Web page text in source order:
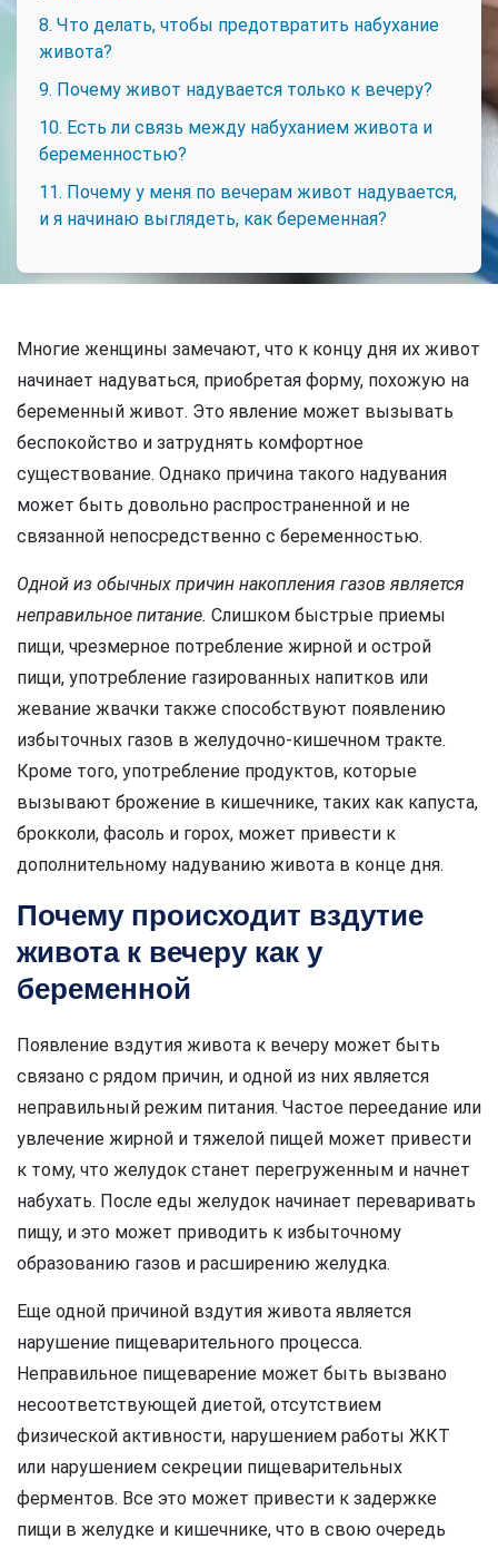
8. Что делать, чтобы предотвратить набухание
живота?
9. Почему живот надувается только к вечеру?
10. Есть ли связь между набуханием живота и
беременностью?
11. Почему у меня по вечерам живот надувается,
и я начинаю выглядеть, как беременная?
Многие женщины замечают, что к концу дня их живот
начинает надуваться, приобретая форму, похожую на
беременный живот. Это явление может вызывать
беспокойство и затруднять комфортное
существование. Однако причина такого надувания
может быть довольно распространенной и не
связанной непосредственно с беременностью.
Одной из обычных причин накопления газов является
неправильное питание. Слишком быстрые приемы
пищи, чрезмерное потребление жирной и острой
пищи, употребление газированных напитков или
жевание жвачки также способствуют появлению
избыточных газов в желудочно-кишечном тракте.
Кроме того, употребление продуктов, которые
вызывают брожение в кишечнике, таких как капуста,
брокколи, фасоль и горох, может привести к
дополнительному надуванию живота в конце дня.
Почему происходит вздутие
живота к вечеру как у
беременной
Появление вздутия живота к вечеру может быть
связано с рядом причин, и одной из них является
неправильный режим питания. Частое переедание или
увлечение жирной и тяжелой пищей может привести
к тому, что желудок станет перегруженным и начнет
набухать. После еды желудок начинает переваривать
пищу, и это может приводить к избыточному
образованию газов и расширению желудка.
Еще одной причиной вздутия живота является
нарушение пищеварительного процесса.
Неправильное пищеварение может быть вызвано
несоответствующей диетой, отсутствием
физической активности, нарушением работы ЖКТ
или нарушением секреции пищеварительных
ферментов. Все это может привести к задержке
пищи в желудке и кишечнике, что в свою очередь